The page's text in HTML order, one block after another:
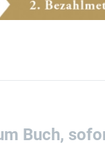
Buch,